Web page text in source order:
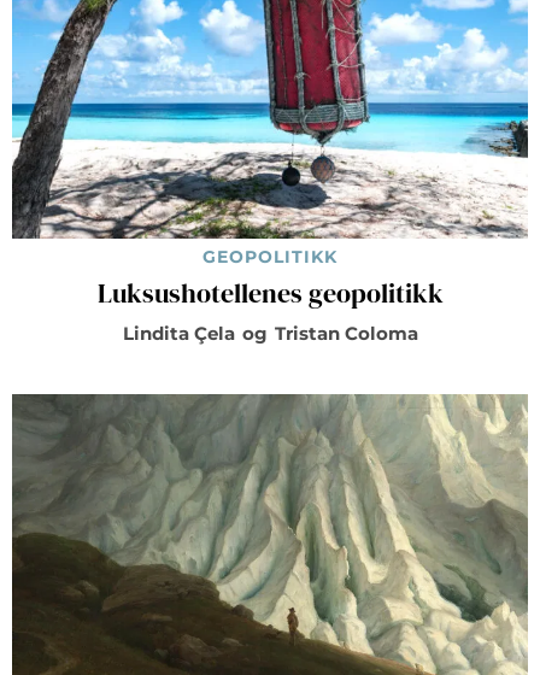
GEOPOLITIKK
Luksushotellenes geopolitikk
Lindita Çela og Tristan Coloma